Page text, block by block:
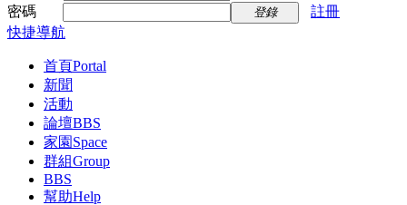
密碼
登錄
註冊
快捷導航
首頁Portal
新聞
活動
論壇BBS
家園 Space
群組Group
BBS
幫助Help